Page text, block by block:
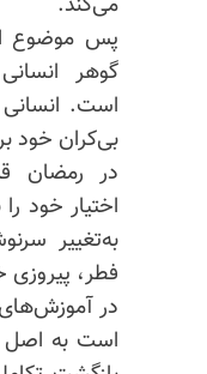
پس موضوع
گوهر
است. انسانی
بی‌کران خود
در رمضان
اختیار خود
به‌تغییر
فطر،
در
است به اصل